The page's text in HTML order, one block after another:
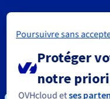
Moins de
8 %
de variation de
Poursuivre sans
Protéger
notre
OVHcloud etses